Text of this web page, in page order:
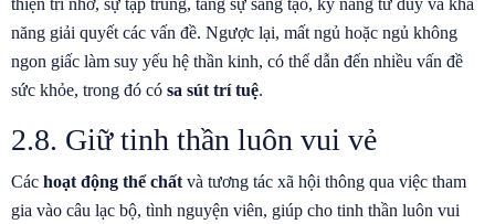
năng giải quyết các vấn đề. Ngược lại, mất ngủ hoặc ngủ không
ngon giấc làm suy yếu hệ thần kinh, có thể dẫn đến nhiều vấn đề
sức khỏe, trong đó có sa sút trí tuệ.
2.8. Giữ tinh thần luôn vui vẻ
Các hoạt động thể chất và tương tác xã hội thông qua việc tham
gia vào câu lạc bộ, tình nguyện viên, giúp cho tinh thần luôn vui